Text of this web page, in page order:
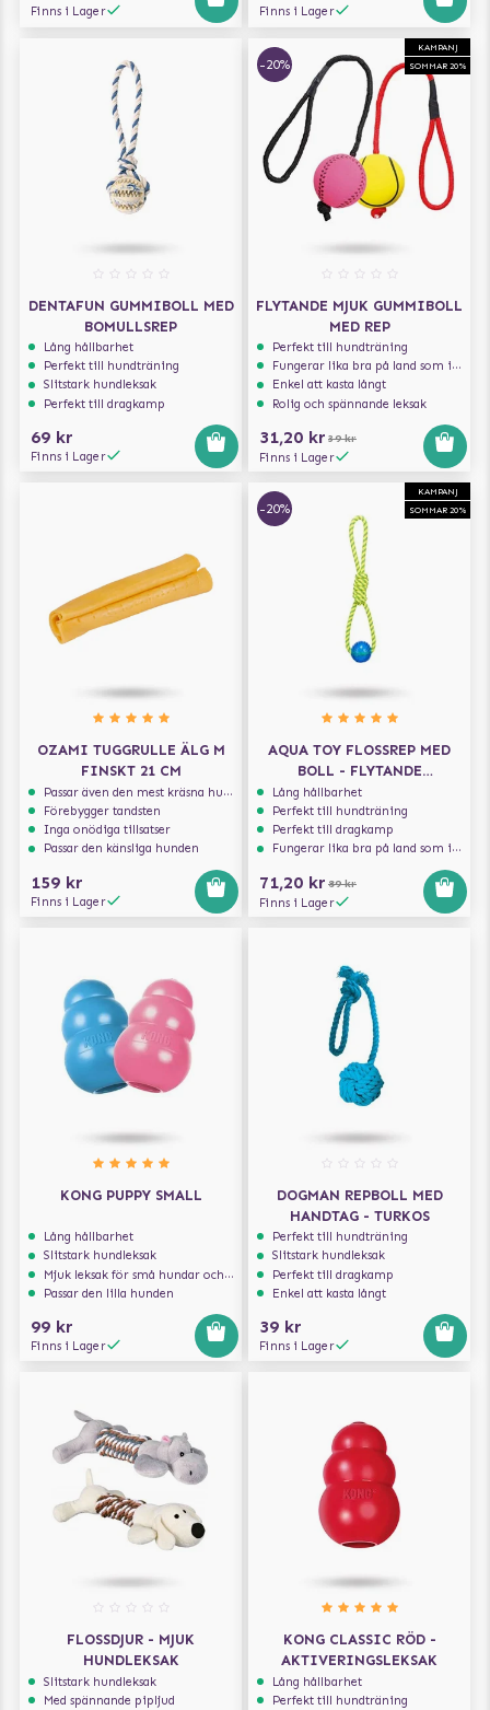
Finns i Lager Finns i Lager
DENTAFUN GUMMIBOLL MED
BOMULLSREP
Lång hållbarhet
Perfekt till hundträning
Slitstark hundleksak
Perfekt till dragkamp
69 kr
Finns i Lager
KAMPANJ
SOMMAR 20%
-20%
FLYTANDE MJUK GUMMIBOLL
MED REP
Perfekt till hundträning
Fungerar lika bra på land som i vatten
Enkel att kasta långt
Rolig och spännande leksak
31,20 kr 39 kr
Finns i Lager
OZAMI TUGGRULLE ÄLG M
FINSKT 21 CM
Passar även den mest kräsna hunden
Förebygger tandsten
Inga onödiga tillsatser
Passar den känsliga hunden
159 kr
Finns i Lager
KAMPANJ
SOMMAR 20%
-20%
AQUA TOY FLOSSREP MED
BOLL - FLYTANDE
HUNDLEKSAK
Lång hållbarhet
Perfekt till hundträning
Perfekt till dragkamp
Fungerar lika bra på land som i vatten
71,20 kr 89 kr
Finns i Lager
KONG PUPPY SMALL
Lång hållbarhet
Slitstark hundleksak
Mjuk leksak för små hundar och valpar.
Passar den lilla hunden
99 kr
Finns i Lager
DOGMAN REPBOLL MED
HANDTAG - TURKOS
Perfekt till hundträning
Slitstark hundleksak
Perfekt till dragkamp
Enkel att kasta långt
39 kr
Finns i Lager
FLOSSDJUR - MJUK
HUNDLEKSAK
Slitstark hundleksak
Med spännande pipljud
KONG CLASSIC RÖD -
AKTIVERINGSLEKSAK
Lång hållbarhet
Perfekt till hundträning